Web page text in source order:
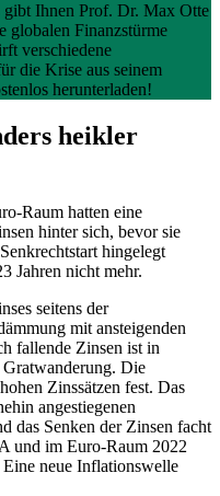
gibt Ihnen Prof. Dr. Max Otte
globalen Finanzstürme
verschiedene
die Krise aus seinem
herunterladen!
heikler
Raum hatten eine
hinter sich, bevor sie
hingelegt
Jahren nicht mehr.
seitens der
mit ansteigenden
fallende Zinsen ist in
Gratwanderung. Die
Zinssätzen fest. Das
angestiegenen
das Senken der Zinsen facht
und im Euro-Raum 2022
neue Inflationswelle